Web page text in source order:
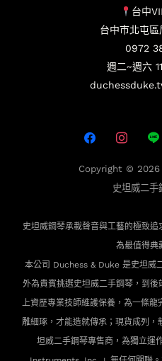
台中
台中市北屯
0972
週二~週六
Copyright © 2026
史坦威二手
史坦威鋼琴承載聲音與工藝的極致
為最值得典
本公司 Duchess & Duke 是史坦威
外為貴賓挑選史坦威二手鋼琴，到
上資歷專業技師維護保養，為一條
雕細琢，才能造就傳承；現貨成列
坦威二手鋼琴專售商，為獨立